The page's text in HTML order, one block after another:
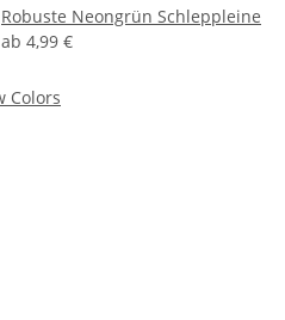
Robuste Neongrün Schleppleine
ab 4,99 €